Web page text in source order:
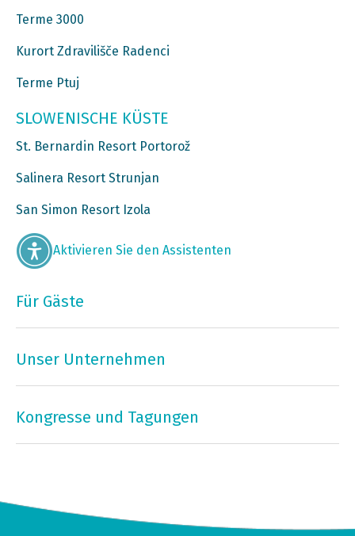
Terme 3000
Kurort Zdravilišče Radenci
Terme Ptuj
SLOWENISCHE KÜSTE
St. Bernardin Resort Portorož
Salinera Resort Strunjan
San Simon Resort Izola
Aktivieren Sie den Assistenten
Für Gäste
Unser Unternehmen
Kongresse und Tagungen